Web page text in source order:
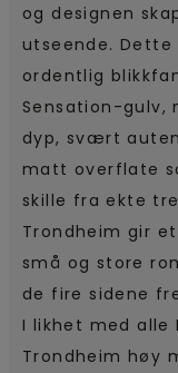
og designen
utseende.
ordentlig
Sensation-gulv,
dyp, svært
matt overflate
skille fra ekte
Trondheim gir
små og store
de fire sidene
I likhet med alle
Trondheim høy